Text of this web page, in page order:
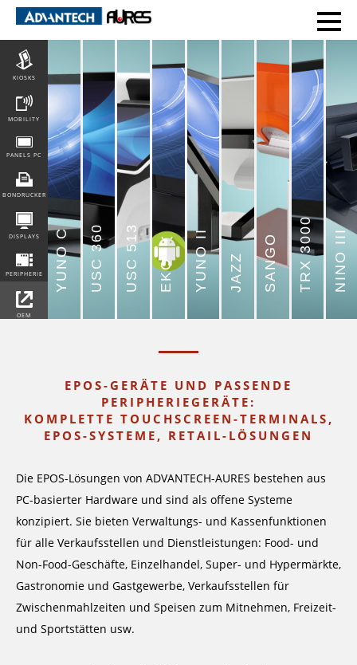
KIOSKS
MOBILITY
PANELS PC
BONDRUCKER
DISPLAYS
PERIPHERIE
OEM
YUNO C USC 360 USC 513 EKO YUNO II JAZZ SANGO TRX 3000 NINO III
EPOS-GERÄTE UND PASSENDE
PERIPHERIEGERÄTE:
KOMPLETTE TOUCHSCREEN-TERMINALS,
EPOS-SYSTEME, RETAIL-LÖSUNGEN
Die EPOS-Lösungen von ADVANTECH-AURES bestehen aus
PC-basierter Hardware und sind als offene Systeme
konzipiert. Sie bieten Verwaltungs- und Kassenfunktionen
für alle Verkaufsstellen und Dienstleistungen: Food- und
Non-Food-Geschäfte, Einzelhandel, Super- und Hypermärkte,
Gastronomie und Gastgewerbe, Verkaufsstellen für
Zwischenmahlzeiten und Speisen zum Mitnehmen, Freizeit-
und Sportstätten usw.